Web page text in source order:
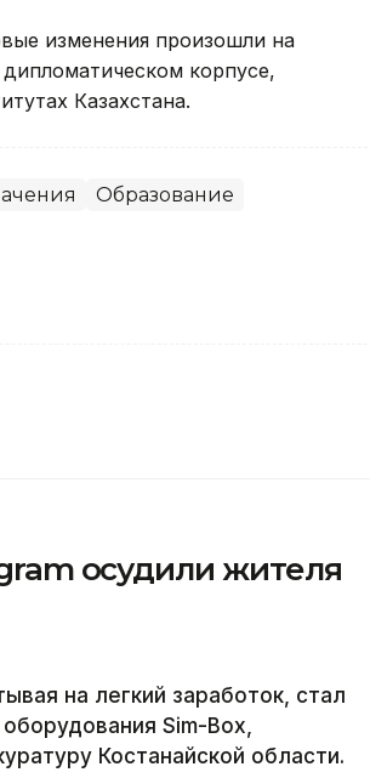
изменения произошли на
корпусе,
Казахстана.
Образование
осудили жителя
на легкий заработок, стал
Sim-Box,
Костанайской области.